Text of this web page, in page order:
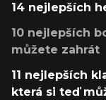
14 nejlepších
10 nejlepších
můžete zahrát
11 nejlepších
která si teď